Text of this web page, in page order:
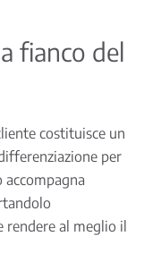
fianco del
costituisce un
per
accompagna
al meglio il